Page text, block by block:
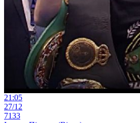
21:05
27/12
7133